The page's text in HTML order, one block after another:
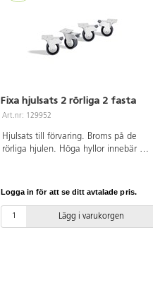
Fixa hjulsats 2 rörliga 2 fasta
Art.nr: 129952
Hjulsats till förvaring. Broms på de
rörliga hjulen. Höga hyllor innebär en
i rummet ska stödben användas.
högt upp i hyllan. Låt inte barnen
själva förflytta hyllan.
Logga in för att se ditt avtalade pris.
Lägg i varukorgen